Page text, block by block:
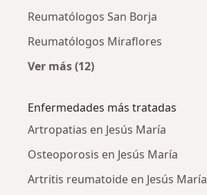
Reumatólogos San Borja
Reumatólogos Miraflores
Ver más (12)
Enfermedades más tratadas
Artropatias en Jesús María
Osteoporosis en Jesús María
Artritis reumatoide en Jesús María